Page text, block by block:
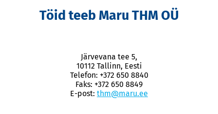
Töid teeb Maru THM OÜ
Järvevana tee 5,
10112 Tallinn, Eesti
Telefon: +372 650 8840
Faks: +372 650 8849
E-post: thm@maru.ee